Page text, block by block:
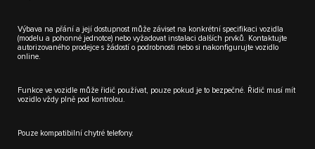
Výbava na přání a její dostupnost může záviset na konkrétní specifikaci vozidla
(modelu a pohonné jednotce) nebo vyžadovat instalaci dalších prvků. Kontaktujte
autorizovaného prodejce s žádostí o podrobnosti nebo si nakonfigurujte vozidlo
online.
Funkce ve vozidle může řidič používat, pouze pokud je to bezpečné. Řidič musí mít
vozidlo vždy plně pod kontrolou.
Pouze kompatibilní chytré telefony.